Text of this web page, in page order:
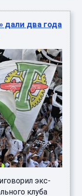
дали два года
экс-
клуба